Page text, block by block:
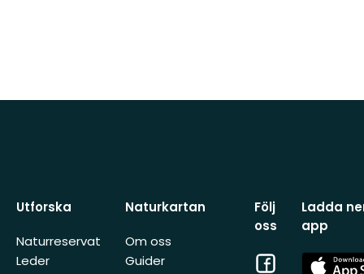
Utforska
Naturreservat
Leder
Naturkartan
Om oss
Guider
Följ
oss
Facebook
Ladda
app
App